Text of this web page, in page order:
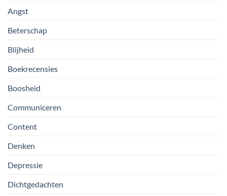
Angst
Beterschap
Blijheid
Boekrecensies
Boosheid
Communiceren
Content
Denken
Depressie
Dichtgedachten